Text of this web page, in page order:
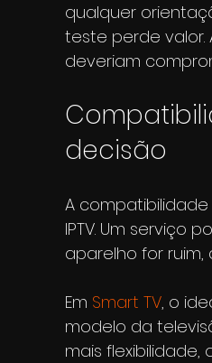
qualquer
teste perde valor.
deveriam
decisão
A
IPTV. Um serviço
aparelho for
Em Smart TV, o
modelo da
mais